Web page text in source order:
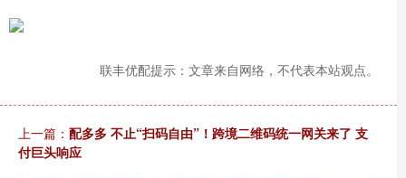
联丰优配提示：文章来自网络，不代表本站观点。
上一篇： 配多多 不止“扫码自由”！跨境二维码统一网关来了 支
付巨头响应